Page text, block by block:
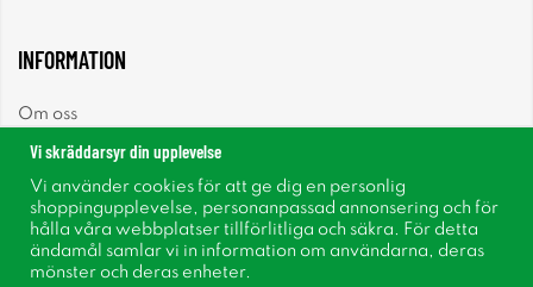
INFORMATION
Om oss
Nyhetsbrev
Vi skräddarsyr din upplevelse
Vi använder cookies för att ge dig en personlig
shoppingupplevelse, personanpassad annonsering och för
hålla våra webbplatser tillförlitliga och säkra. För detta
ändamål samlar vi in information om användarna, deras
mönster och deras enheter.